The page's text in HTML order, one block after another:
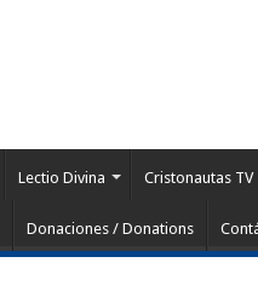
Lectio Divina Cristonautas TV
Donaciones / Donations